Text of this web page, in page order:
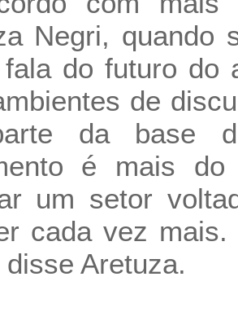
Negri, quando
fala do futuro do
de
da base
é mais
um setor
cada vez mais.
disse Aretuza.